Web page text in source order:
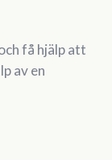
få hjälp att
av en